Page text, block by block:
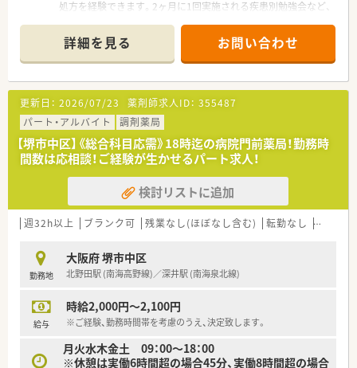
処方を経験できます。2ヶ月に1回実施される疾患別勉強会など、
＊------------------------------------------＊
【店舗情報と応需状況について】
■南海泉北線の深井駅からバスで15分ほどの場所に位置してお
り、従業員向けにお車での快適なマイカー通勤も認められている
店舗です。
■地域の基幹病院であるベルランド総合病院の門前に構えてお
り、多岐にわたる総合科目の処方箋を1日あたり約43枚応需して
います。
■広域の総合科目に触れる面対応の薬局として高い応需力をも
つだけでなく、外来調剤と並行して居宅や施設への在宅業務も実
施しています。
【想定される業務内容】
■処方箋に基づく正確な調剤や入念な監査をはじめ、患者様の健
す。
■併設店ならではの業務として、OTC医薬品の販売相談や各種サ
プリメント、第一類医薬品に関するカウンセリングも担当しま
■地域の医療機関や介護関係者と連携を図りながら、居宅や高齢
者施設への定期的な訪問、お薬の配達などの在宅業務に携わりま
【職場環境と雰囲気】
詳細を見る お問い合わせ
更新日： 2026/07/23 薬剤師求人ID： 355487
パート・アルバイト
調剤薬局
【堺市中区】《総合科目応需》18時迄の病院門前薬局！勤務時
間数は応相談！ご経験が生かせるパート求人！
検討リストに追加
週32h以上 ブランク可 残業なし(ほぼなし含む) 転勤なし 車通勤
勤務地
大阪府 堺市中区
北野田駅 (南海高野線)／深井駅 (南海泉北線)
給与
時給2,000円～2,100円
※ご経験、勤務時間帯を考慮のうえ、決定致します。
月火水木金土 09：00～18：00
※休憩は実働6時間超の場合45分、実働8時間超の場合